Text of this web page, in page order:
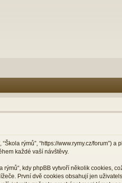
rýmů”, “https://www.rymy.cz/forum”) a
každé vaší návštěvy.
kdy phpBB vytvoří několik cookies,
První dvě cookies obsahují jen